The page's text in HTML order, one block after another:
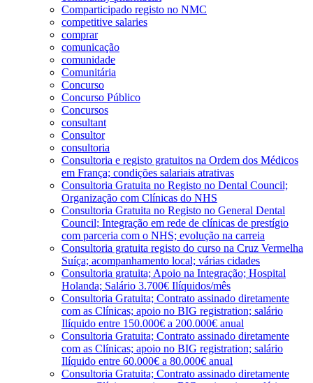
Comparticipado registo no NMC
competitive salaries
comprar
comunicação
comunidade
Comunitária
Concurso
Concurso Público
Concursos
consultant
Consultor
consultoria
Consultoria e registo gratuitos na Ordem dos Médicos
em França; condições salariais atrativas
Consultoria Gratuita no Registo no Dental Council;
Organização com Clínicas do NHS
Consultoria Gratuita no Registo no General Dental
Council; Integração em rede de clínicas de prestígio
com parceria com o NHS; evolução na carreia
Consultoria gratuita registo do curso na Cruz Vermelha
Suíça; acompanhamento local; várias cidades
Consultoria gratuita; Apoio na Integração; Hospital
Holanda; Salário 3.700€ Ilíquidos/mês
Consultoria Gratuita; Contrato assinado diretamente
com as Clínicas; apoio no BIG registration; salário
Ilíquido entre 150.000€ a 200.000€ anual
Consultoria Gratuita; Contrato assinado diretamente
com as Clínicas; apoio no BIG registration; salário
Ilíquido entre 60.000€ a 80.000€ anual
Consultoria Gratuita; Contrato assinado diretamente